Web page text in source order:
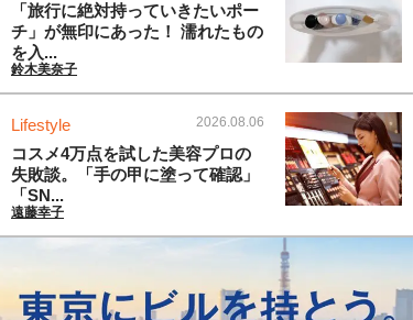
「旅行に絶対持っていきたいポー
チ」が無印にあった！ 濡れたもの
を入...
鈴木美奈子
Lifestyle 2026.08.06
コスメ4万点を試した美容プロの
失敗談。「手の甲に塗って確認」
「SN...
遠藤幸子